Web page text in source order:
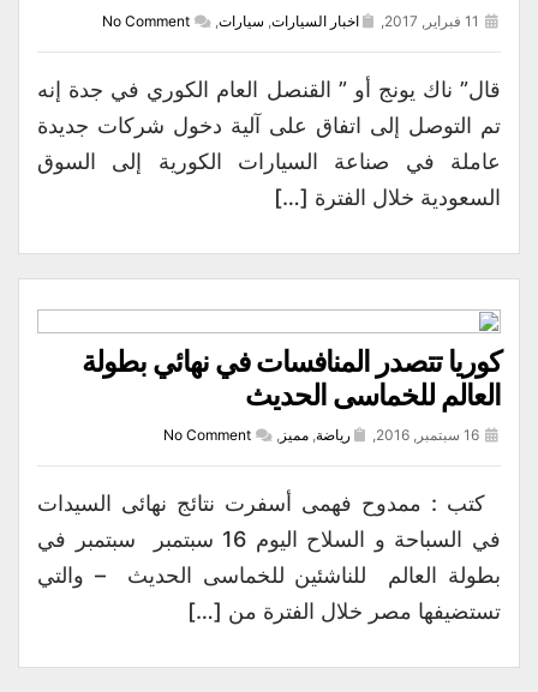
اخبار السيارات سيارات No Comment
قال” ناك يونج أو ” القنصل العام الكوري في جدة إنه
تم التوصل إلى اتفاق على آلية دخول شركات جديدة
عاملة في صناعة السيارات الكورية إلى السوق
السعودية خلال الفترة […]
كوريا تتصدر المنافسات في نهائي بطولة
العالم للخماسى الحديث
رياضة مميز No Comment
كتب : ممدوح فهمى أسفرت نتائج نهائى السيدات
في السباحة و السلاح اليوم 16 سبتمبر سبتمبر في
بطولة العالم للناشئين للخماسى الحديث – والتي
تستضيفها مصر خلال الفترة من […]